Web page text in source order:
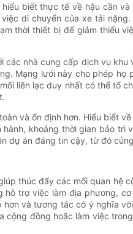
biết thực tế về hậu cần
di chuyển của xe tải
thời thiết bị để giảm thiểu
các nhà cung cấp dịch vụ
Mạng lưới này cho phép
liên lạc duy nhất có thể
và ổn định hơn. Hiểu
khoảng thời gian bảo
án đáng tin cậy, từ đó
thúc đẩy các mối quan
trợ việc làm địa phương,
và tương tác có ý nghĩa
đồng hoặc làm việc